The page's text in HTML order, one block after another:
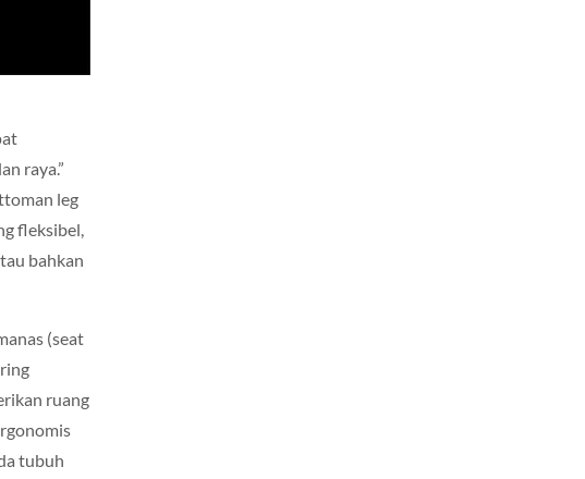
raya.”
leg
fleksibel,
bahkan
(seat
ruang
tubuh